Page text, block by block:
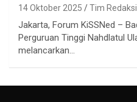
14 Oktober 2025 Tim Redaksi
Jakarta, Forum KiSSNed –
Perguruan Tinggi Nahdlatul
melancarkan…